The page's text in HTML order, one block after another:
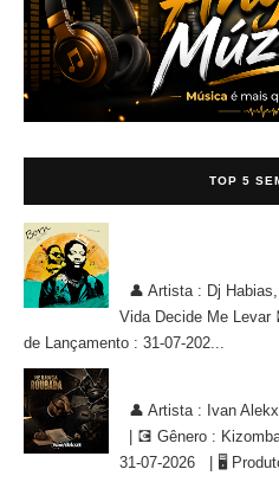
TOP 5
👤 Artista : Dj
Vida Decide Me Levar
de Lançamento : 31-07-202...
👤 Artista : Ivan
| 💽 Gênero :
31-07-2026 | 🖥